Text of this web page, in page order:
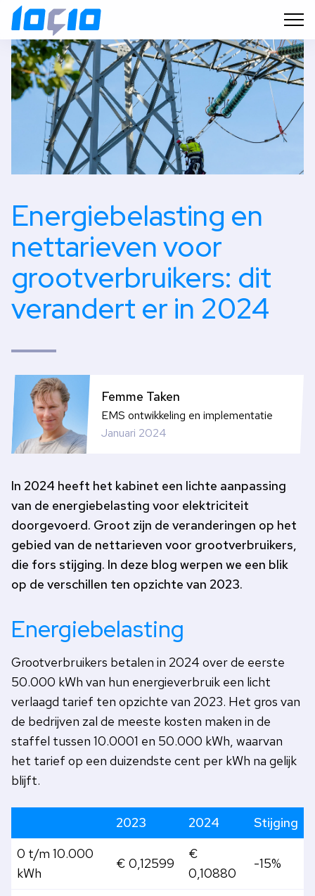
Energiebelasting en
nettarieven voor
grootverbruikers: dit
verandert er in 2024
Femme Taken
EMS ontwikkeling en implementatie
Januari 2024
In 2024 heeft het kabinet een lichte aanpassing
van de energiebelasting voor elektriciteit
doorgevoerd. Groot zijn de veranderingen op het
gebied van de nettarieven voor grootverbruikers,
die fors stijging. In deze blog werpen we een blik
op de verschillen ten opzichte van 2023.
Energiebelasting
Grootverbruikers betalen in 2024 over de eerste
50.000 kWh van hun energieverbruik een licht
verlaagd tarief ten opzichte van 2023. Het gros van
de bedrijven zal de meeste kosten maken in de
staffel tussen 10.0001 en 50.000 kWh, waarvan
het tarief op een duizendste cent per kWh na gelijk
blijft.
2023 2024
Stijging
0 t/m 10.000
kWh
€ 0,12599
€
0,10880
-15%